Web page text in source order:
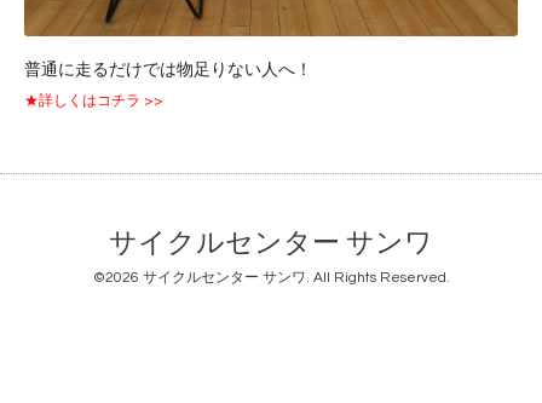
普通に走るだけでは物足りない人へ！
★詳しくはコチラ >>
サイクルセンター サンワ
©2026 サイクルセンター サンワ. All Rights Reserved.